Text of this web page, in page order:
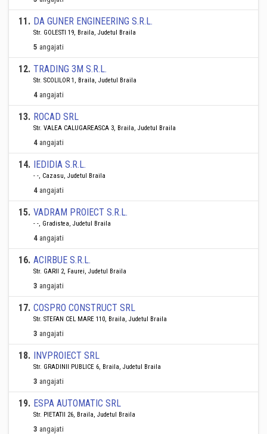
11. DA GUNER ENGINEERING S.R.L.
Str. GOLESTI 19, Braila, Judetul Braila
5 angajati
12. TRADING 3M S.R.L.
Str. SCOLILOR 1, Braila, Judetul Braila
4 angajati
13. ROCAD SRL
Str. VALEA CALUGAREASCA 3, Braila, Judetul Braila
4 angajati
14. IEDIDIA S.R.L.
- -, Cazasu, Judetul Braila
4 angajati
15. VADRAM PROIECT S.R.L.
- -, Gradistea, Judetul Braila
4 angajati
16. ACIRBUE S.R.L.
Str. GARII 2, Faurei, Judetul Braila
3 angajati
17. COSPRO CONSTRUCT SRL
Str. STEFAN CEL MARE 110, Braila, Judetul Braila
3 angajati
18. INVPROIECT SRL
Str. GRADINII PUBLICE 6, Braila, Judetul Braila
3 angajati
19. ESPA AUTOMATIC SRL
Str. PIETATII 26, Braila, Judetul Braila
3 angajati